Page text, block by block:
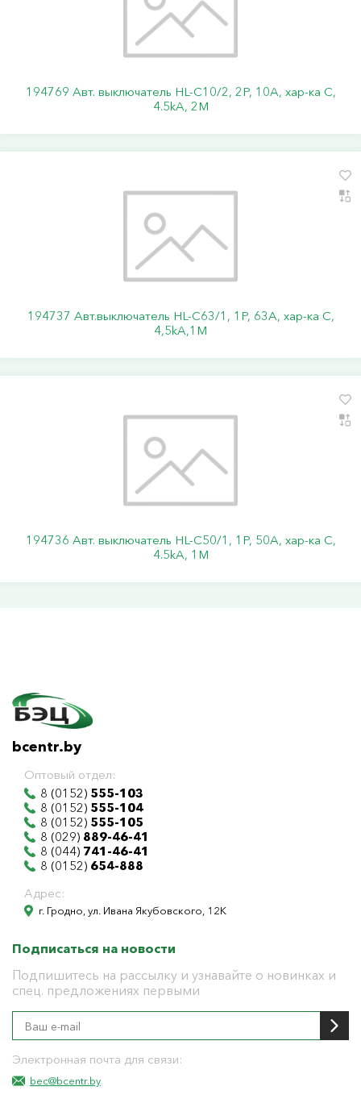
194769 Авт. выключатель HL-C10/2, 2P, 10A, хар-ка C,
4.5kA, 2M
194737 Авт.выключатель HL-C63/1, 1Р, 63А, хар-ка С,
4,5kA,1M
194736 Авт. выключатель HL-C50/1, 1P, 50A, хар-ка C,
4.5kA, 1M
bcentr.by
Оптовый отдел:
8 (0152) 555-103
8 (0152) 555-104
8 (0152) 555-105
8 (029) 889-46-41
8 (044) 741-46-41
8 (0152) 654-888
Адрес:
г. Гродно, ул. Ивана Якубовского, 12К
Подписаться на новости
Подпишитесь на рассылку и узнавайте о новинках и
спец. предложениях первыми
Электронная почта для связи:
bec@bcentr.by